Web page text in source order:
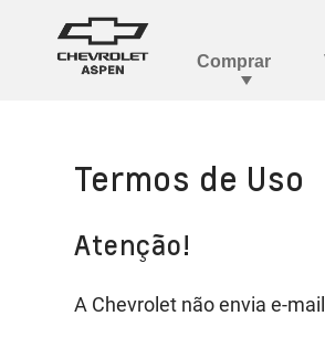
Termos de Uso
Atenção!
A Chevrolet não envia e-